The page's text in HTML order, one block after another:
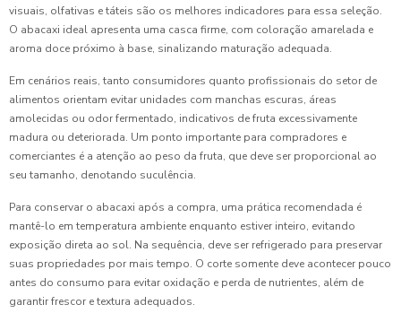
visuais, olfativas e táteis são os melhores indicadores para essa seleção.
O abacaxi ideal apresenta uma casca firme, com coloração amarelada e
aroma doce próximo à base, sinalizando maturação adequada.
Em cenários reais, tanto consumidores quanto profissionais do setor de
alimentos orientam evitar unidades com manchas escuras, áreas
amolecidas ou odor fermentado, indicativos de fruta excessivamente
madura ou deteriorada. Um ponto importante para compradores e
comerciantes é a atenção ao peso da fruta, que deve ser proporcional ao
seu tamanho, denotando suculência.
Para conservar o abacaxi após a compra, uma prática recomendada é
mantê-lo em temperatura ambiente enquanto estiver inteiro, evitando
exposição direta ao sol. Na sequência, deve ser refrigerado para preservar
suas propriedades por mais tempo. O corte somente deve acontecer pouco
antes do consumo para evitar oxidação e perda de nutrientes, além de
garantir frescor e textura adequados.